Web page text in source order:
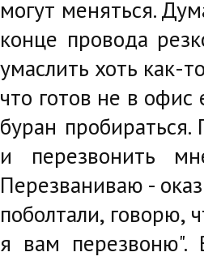
могут меняться.
конце провода
умаслить хоть как-
что готов не в офис
буран
и перезвонить
Перезваниваю -
поболтали, говорю,
я вам перезвоню".